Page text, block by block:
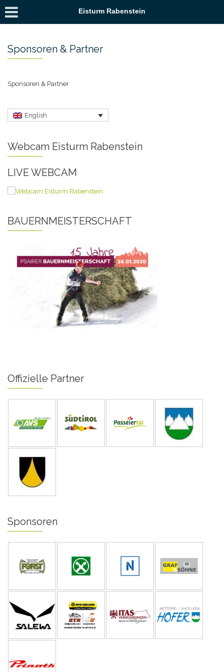
Eisturm Rabenstein
Sponsoren & Partner
Sponsoren & Partner
English
Webcam Eisturm Rabenstein
LIVE WEBCAM
BAUERNMEISTERSCHAFT
Offizielle Partner
Sponsoren